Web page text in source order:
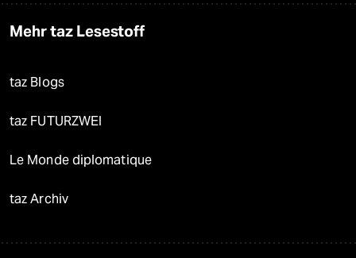
Mehr taz Lesestoff
taz Blogs
taz FUTURZWEI
Le Monde diplomatique
taz Archiv